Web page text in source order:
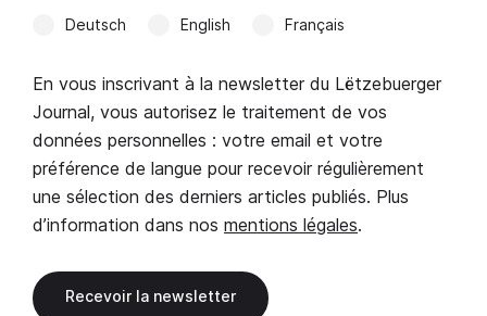
Deutsch English Français
En vous inscrivant à la newsletter du Lëtzebuerger
Journal, vous autorisez le traitement de vos
données personnelles : votre email et votre
préférence de langue pour recevoir régulièrement
une sélection des derniers articles publiés. Plus
d’information dans nos mentions légales.